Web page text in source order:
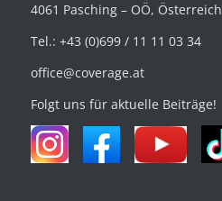
4061 Pasching – OÖ, Österreich
Tel.: +43 (0)699 / 11 11 03 34
office@coverage.at
Folgt uns für aktuelle Beiträge!